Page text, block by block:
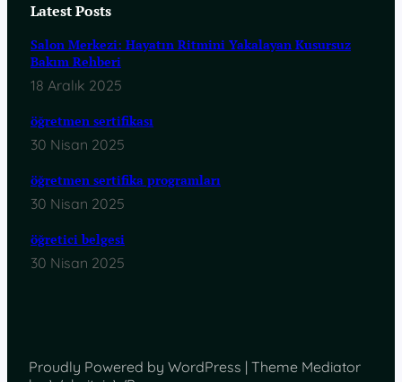
Latest Posts
Salon Merkezi: Hayatın Ritmini Yakalayan Kusursuz
Bakım Rehberi
18 Aralık 2025
öğretmen sertifikası
30 Nisan 2025
öğretmen sertifika programları
30 Nisan 2025
öğretici belgesi
30 Nisan 2025
Proudly Powered by WordPress | Theme Mediator